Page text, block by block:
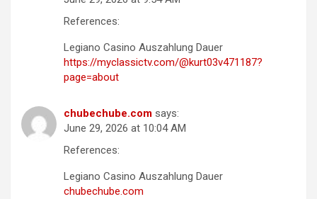
References:
Legiano Casino Auszahlung Dauer
https://myclassictv.com/@kurt03v471187?
page=about
chubechube.com says:
June 29, 2026 at 10:04 AM
References:
Legiano Casino Auszahlung Dauer
chubechube.com